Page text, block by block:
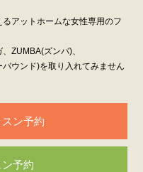
アットホームな女性専用のフ
ZUMBA(ズンバ)、
ウンド)を取り入れてみません
ン予約
予約